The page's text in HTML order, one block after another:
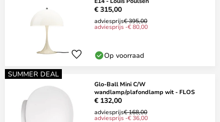
€ 315,00
adviesprijs€ 395,00
adviesprijs -€ 80,00
Op voorraad
SUMMER DEAL
Glo-Ball Mini C/W
wandlamp/plafondlamp wit - FLOS
€ 132,00
adviesprijs€ 168,00
adviesprijs -€ 36,00